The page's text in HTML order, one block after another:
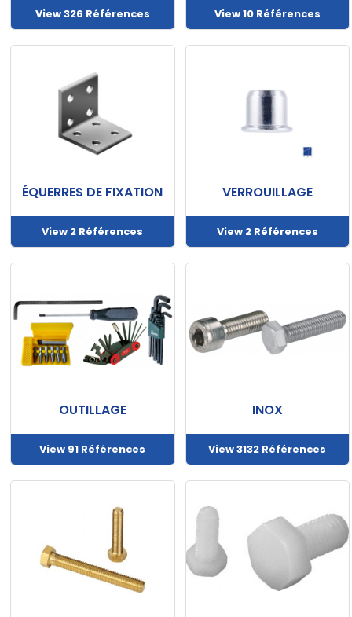
View 326 Références View 10 Références
ÉQUERRES DE FIXATION
View 2 Références
VERROUILLAGE
View 2 Références
OUTILLAGE
View 91 Références
INOX
View 3132 Références